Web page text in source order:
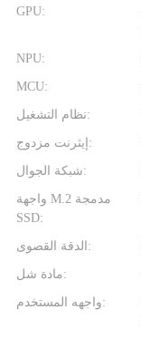
GPU:
NPU:
MCU:
نظام التشغيل:
إيثرنت مزدوج:
شبكة الجوال:
واجهة M.2 مدمجة
SSD:
الدقة القصوى:
مادة شل:
واجهه المستخدم: